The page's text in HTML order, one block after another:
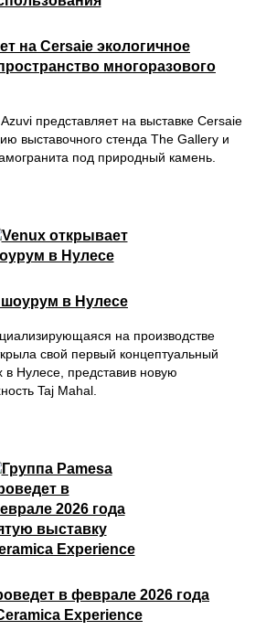
на Cersaie экологичное
многоразового
представляет на выставке Cersaie
выставочного стенда The Gallery и
под природный камень.
в Нулесе
на производстве
свой первый концептуальный
Нулесе, представив новую
Taj Mahal.
в феврале 2026 года
Experience